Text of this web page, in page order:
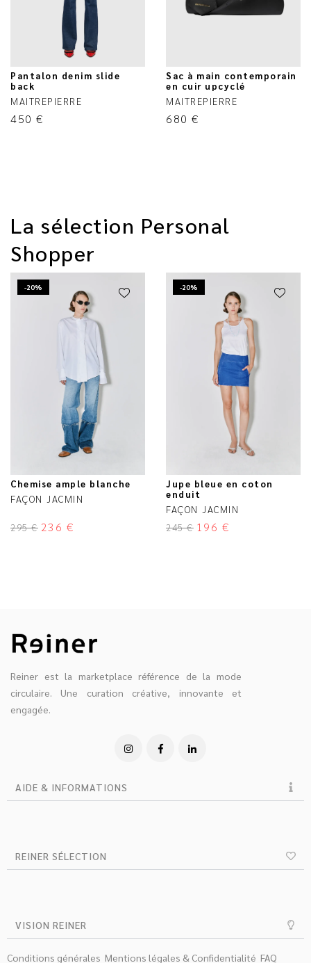
Pantalon denim slide
back
MAITREPIERRE
450 €
Sac à main contemporain
en cuir upcyclé
MAITREPIERRE
680 €
La sélection Personal
Shopper
-20%
Chemise ample blanche
FAÇON JACMIN
295€ 236 €
-20%
Jupe bleue en coton
enduit
FAÇON JACMIN
245€ 196 €
Reiner est la marketplace référence de la mode
circulaire. Une curation créative, innovante et
engagée.
AIDE & INFORMATIONS
REINER SÉLECTION
VISION REINER
Conditions générales Mentions légales & Confidentialité FAQ